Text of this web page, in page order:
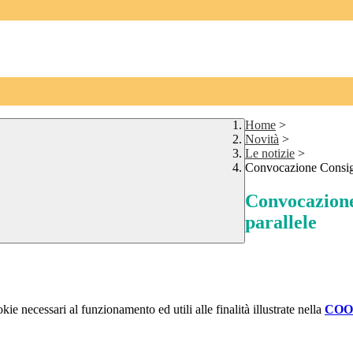
Home >
Novità >
Le notizie >
Convocazione
parallele
necessari al funzionamento ed utili alle finalità illustrate nella